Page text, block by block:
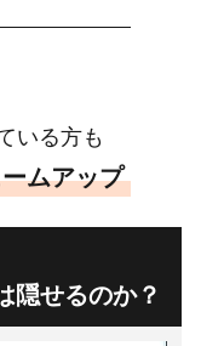
いる方も
ムアップ
隠せるのか？